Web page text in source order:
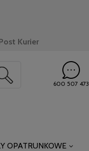
Kurier
600 507 473
OPATRUNKOWE